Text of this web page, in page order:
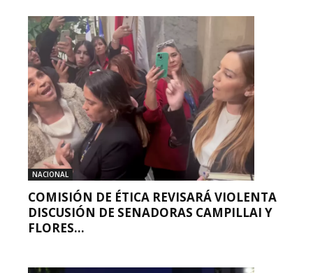
NACIONAL
COMISIÓN DE ÉTICA REVISARÁ VIOLENTA
DISCUSIÓN DE SENADORAS CAMPILLAI Y
FLORES...